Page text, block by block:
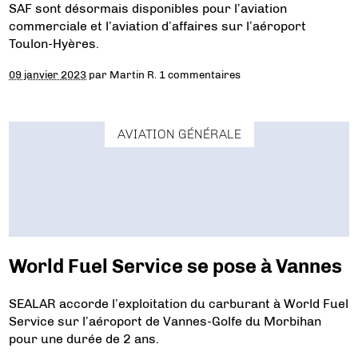
SAF sont désormais disponibles pour l’aviation
commerciale et l’aviation d’affaires sur l’aéroport
Toulon-Hyères.
09 janvier 2023 par Martin R. 1 commentaires
AVIATION GÉNÉRALE
World Fuel Service se pose à Vannes
SEALAR accorde l’exploitation du carburant à World Fuel
Service sur l’aéroport de Vannes-Golfe du Morbihan
pour une durée de 2 ans.